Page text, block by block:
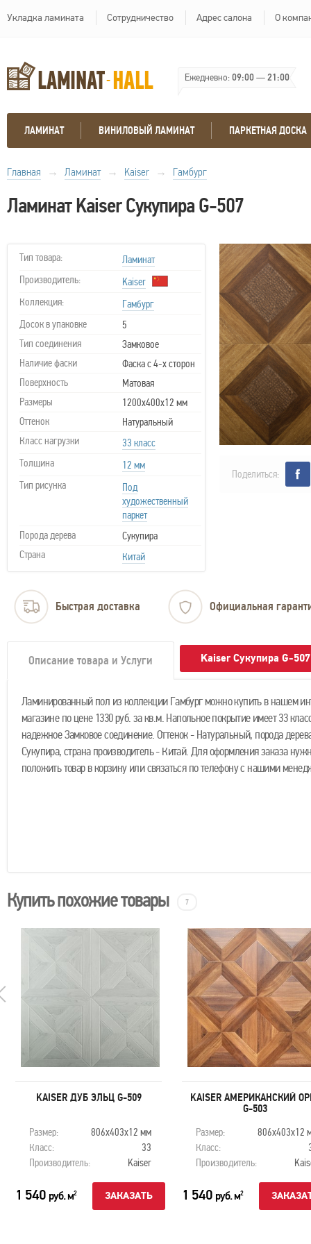
Укладка ламината Сотрудничество Адрес салона О
Ежедневно:09:00—21:00
ЛАМИНАТ ВИНИЛОВЫЙ ЛАМИНАТ ПАРКЕТНАЯ ДОСКА
Главная → Ламинат → Kaiser → Гамбург
Ламинат Kaiser Сукупира G-507
Тип товара:
Ламинат
Производитель:
Kaiser
Коллекция:
Гамбург
Досок в упаковке
5
Тип соединения
Замковое
Наличие фаски
Фаска с 4-х сторон
Поверхность
Матовая
Размеры
1200х400х12 мм
Оттенок
Натуральный
Класс нагрузки
33 класс
Толщина
12 мм
Тип рисунка
Под
художественный
паркет
Порода дерева
Сукупира
Страна
Китай
Поделиться:
Быстрая доставка Официальная
Описание товара и Услуги Kaiser Сукупира G-
Ламинированный пол из коллекции Гамбург можно купить в нашем
магазине по цене 1330 руб. за кв.м. Напольное покрытие имеет 33
надежное Замковое соединение. Оттенок - Натуральный, порода
Сукупира, страна производитель - Китай. Для оформления заказа
положить товар в корзину или связаться по телефону с нашими
Купить похожие товары 7
KAISER ДУБ ЭЛЬЦ G-509
Размер:
806х403х12 мм
Класс:
33
Производитель:
Kaiser
1 540 руб. м2 ЗАКАЗАТЬ
KAISER АМЕРИКАНСКИЙ
G-503
Размер:
806х403х12
Класс:
Производитель:
1 540 руб. м2